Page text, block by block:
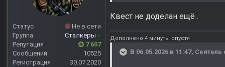
Статус
Не в сети
Группа
Сталкеры +
Репутация
7 607
Сообщений
10525
Регистрация
30.07.2020
Квест не доделан ещё .
Дополнено 4 минуты спустя
В 06.05.2026 в 11:47, Сеятель